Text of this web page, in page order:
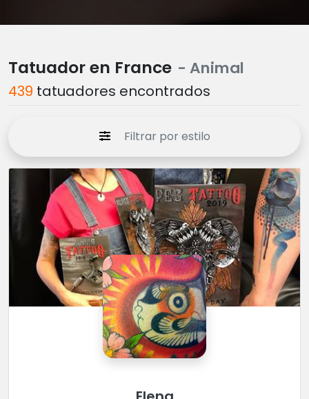
Tatuador en France - Animal
439 tatuadores encontrados
Filtrar por estilo